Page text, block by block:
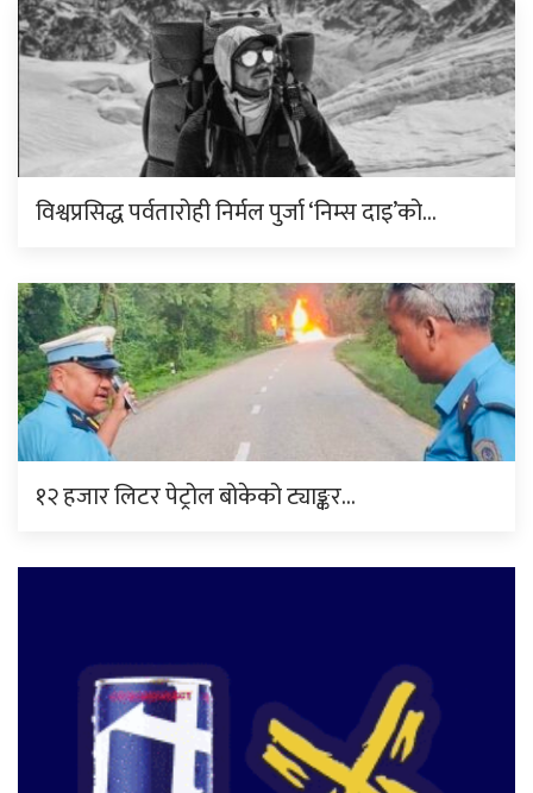
विश्वप्रसिद्ध पर्वतारोही निर्मल पुर्जा ‘निम्स दाइ’को…
१२ हजार लिटर पेट्रोल बोकेको ट्याङ्कर…